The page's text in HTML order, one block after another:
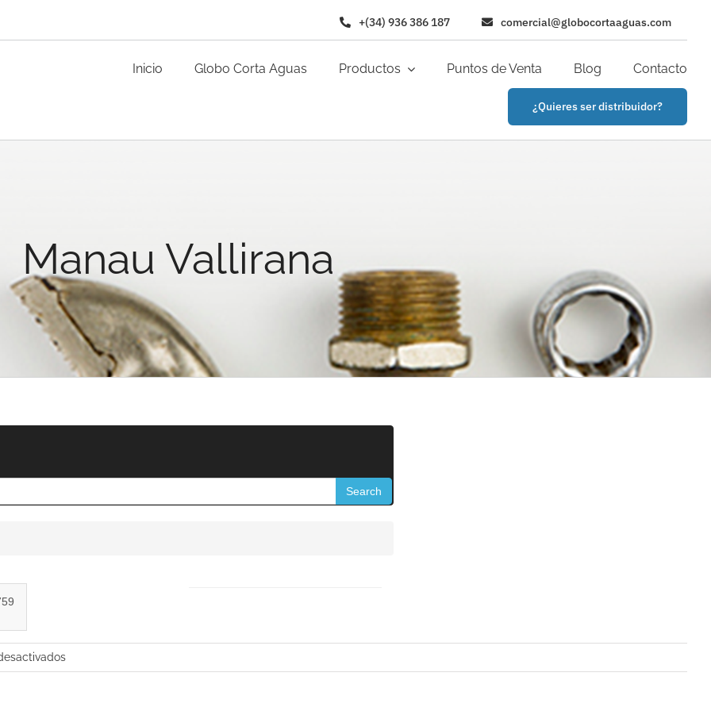
+(34) 936 386 187 comercial@globocortaaguas.com
Inicio Globo Corta Aguas Productos Puntos de Venta Blog Contacto
¿Quieres ser distribuidor?
Manau Vallirana
Search
en
Manau